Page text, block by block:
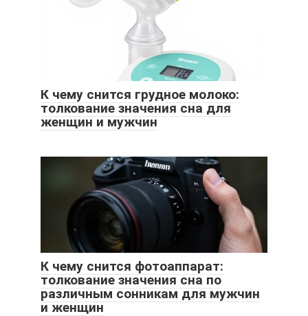
К чему снится грудное молоко:
толкование значения сна для
женщин и мужчин
К чему снится фотоаппарат:
толкование значения сна по
различным сонникам для мужчин
и женщин